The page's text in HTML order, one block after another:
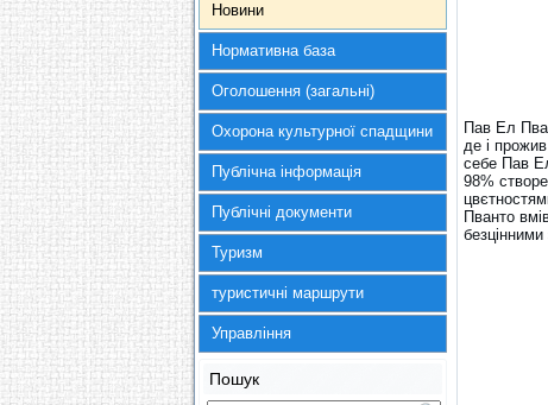
Новини
Нормативна база
Оголошення (загальні)
Охорона культурної спадщини
Публічна інформація
Публічні документи
Туризм
туристичні маршрути
Управління
Пошук
Пав Ел
де і
себе Пав
98%
Пванто